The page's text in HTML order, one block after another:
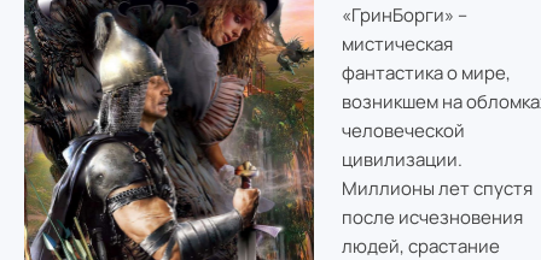
«ГринБорги» –
мистическая
фантастика о мире,
возникшем на
человеческой
цивилизации.
Миллионы лет спустя
после исчезновения
людей, срастание